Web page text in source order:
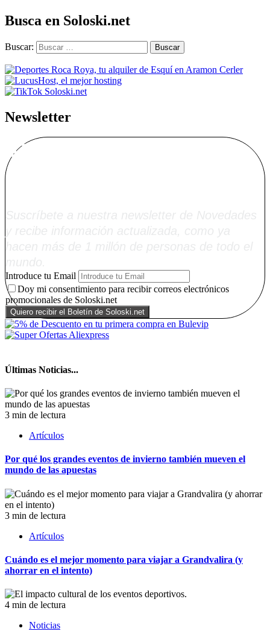
Busca en Soloski.net
Buscar:
Newsletter
Alta Boletín
Introduce tu Email
Doy mi consentimiento para recibir correos electrónicos
promocionales de Soloski.net
Últimas Noticias...
3 min de lectura
Artículos
Por qué los grandes eventos de invierno también mueven el
mundo de las apuestas
3 min de lectura
Artículos
Cuándo es el mejor momento para viajar a Grandvalira (y
ahorrar en el intento)
4 min de lectura
Noticias